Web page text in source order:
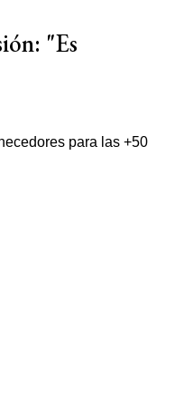
"Es